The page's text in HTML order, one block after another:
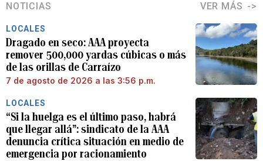
NOTICIAS VER MÁS
LOCALES
Dragado en seco: AAA proyecta
remover 500,000 yardas cúbicas o más
de las orillas de Carraízo
7 de agosto de 2026 a las 3:56 p.m.
LOCALES
“Si la huelga es el último paso, habrá
que llegar allá”: sindicato de la AAA
denuncia crítica situación en medio de
emergencia por racionamiento